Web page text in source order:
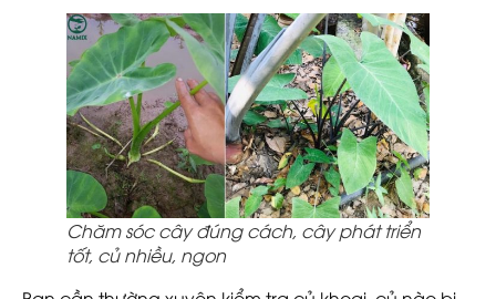
Chăm sóc cây đúng cách, cây phát triển
tốt, củ nhiều, ngon